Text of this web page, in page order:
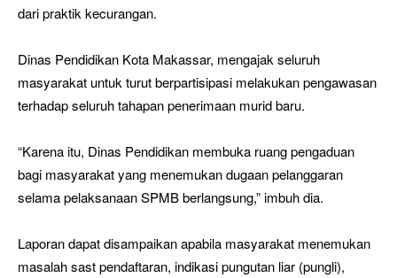
dari praktik kecurangan.
Dinas Pendidikan Kota Makassar, mengajak seluruh
masyarakat untuk turut berpartisipasi melakukan pengawasan
terhadap seluruh tahapan penerimaan murid baru.
“Karena itu, Dinas Pendidikan membuka ruang pengaduan
bagi masyarakat yang menemukan dugaan pelanggaran
selama pelaksanaan SPMB berlangsung,” imbuh dia.
Laporan dapat disampaikan apabila masyarakat menemukan
masalah sast pendaftaran, indikasi pungutan liar (pungli),